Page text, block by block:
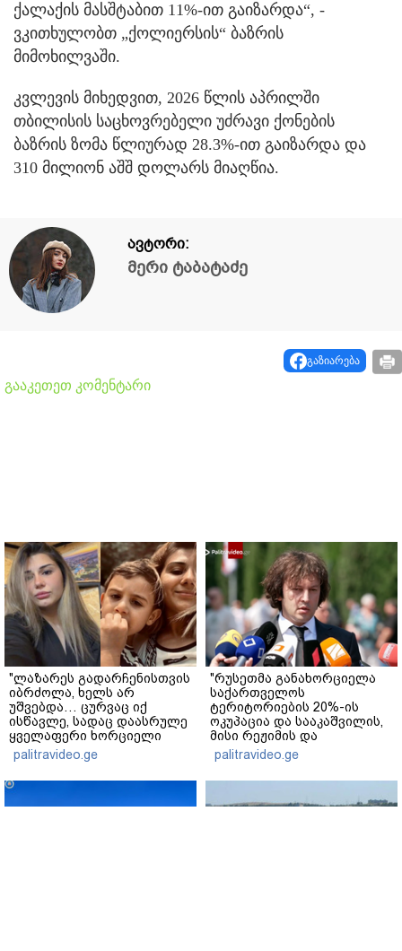
ქალაქის მასშტაბით 11%-ით გაიზარდა“, -
ვკითხულობთ „ქოლიერსის“ ბაზრის
მიმოხილვაში.
კვლევის მიხედვით, 2026 წლის აპრილში
თბილისის საცხოვრებელი უძრავი ქონების
ბაზრის ზომა წლიურად 28.3%-ით გაიზარდა და
310 მილიონ აშშ დოლარს მიაღწია.
ავტორი:
მერი ტაბატაძე
გაზიარება
გააკეთეთ კომენტარი
"ლაზარეს გადარჩენისთვის
იბრძოლა, ხელს არ
უშვებდა… ცურვაც იქ
ისწავლე, სადაც დაასრულე
ყველაფერი ხორციელი
ცხოვრებიდან" – რას წერს
ხობში დაღუპული დედა-
შვილის ახლობელი?
palitravideo.ge
"რუსეთმა განახორციელა
საქართველოს
ტერიტორიების 20%-ის
ოკუპაცია და სააკაშვილის,
მისი რეჟიმის და
"ნაცმოძრაობის" ღალატი
ვერანაირად ვერ
გადაფარავს ამ
კობახიძე
palitravideo.ge